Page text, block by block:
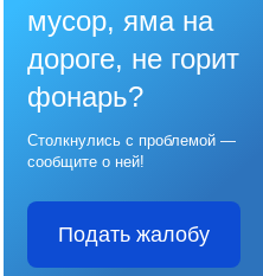
мусор, яма на
дороге, не горит
фонарь?
Столкнулись с проблемой —
сообщите о ней!
Подать жалобу